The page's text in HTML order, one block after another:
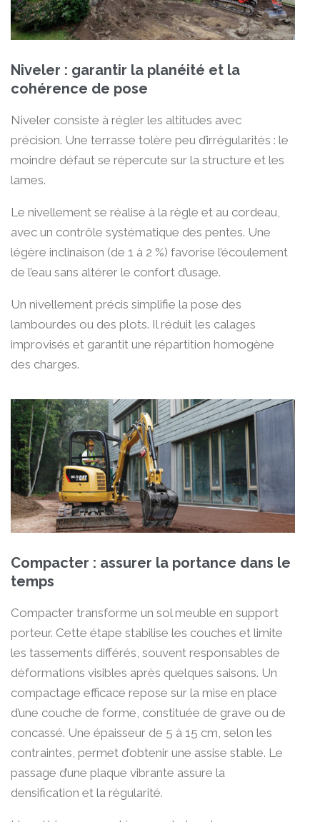
Niveler : garantir la planéité et la
cohérence de pose
Niveler consiste à régler les altitudes avec
précision. Une terrasse tolère peu d’irrégularités : le
moindre défaut se répercute sur la structure et les
lames.
Le nivellement se réalise à la règle et au cordeau,
avec un contrôle systématique des pentes. Une
légère inclinaison (de 1 à 2 %) favorise l’écoulement
de l’eau sans altérer le confort d’usage.
Un nivellement précis simplifie la pose des
lambourdes ou des plots. Il réduit les calages
improvisés et garantit une répartition homogène
des charges.
Compacter : assurer la portance dans le
temps
Compacter transforme un sol meuble en support
porteur. Cette étape stabilise les couches et limite
les tassements différés, souvent responsables de
déformations visibles après quelques saisons. Un
compactage efficace repose sur la mise en place
d’une couche de forme, constituée de grave ou de
concassé. Une épaisseur de 5 à 15 cm, selon les
contraintes, permet d’obtenir une assise stable. Le
passage d’une plaque vibrante assure la
densification et la régularité.